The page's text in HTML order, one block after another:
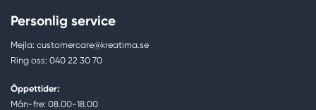
Personlig service
Mejla: customercare@kreatima.se
Ring oss: 040 22 30 70
Öppettider:
Mån-fre: 08.00-18.00